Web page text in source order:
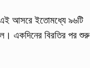
এই আসরে ইতোমধ্যে ৯৬টি
একদিনের বিরতির পর শুরু